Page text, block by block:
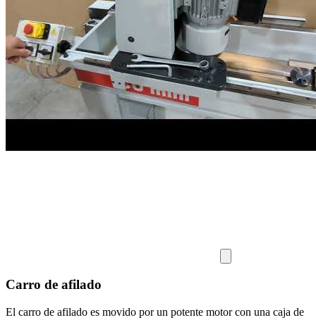
Carro de afilado
El carro de afilado es movido por un potente motor con una caja de